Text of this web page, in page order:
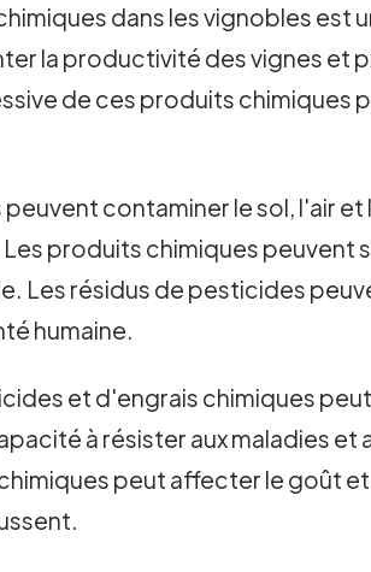
dans les vignobles est
la productivité des vignes et
de ces produits chimiques
contaminer le sol, l'air
produits chimiques
Les résidus de pesticides
humaine.
et d'engrais chimiques
à résister aux maladies
peut affecter le goût